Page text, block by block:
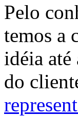
Pelo
temos a
idéia até
do